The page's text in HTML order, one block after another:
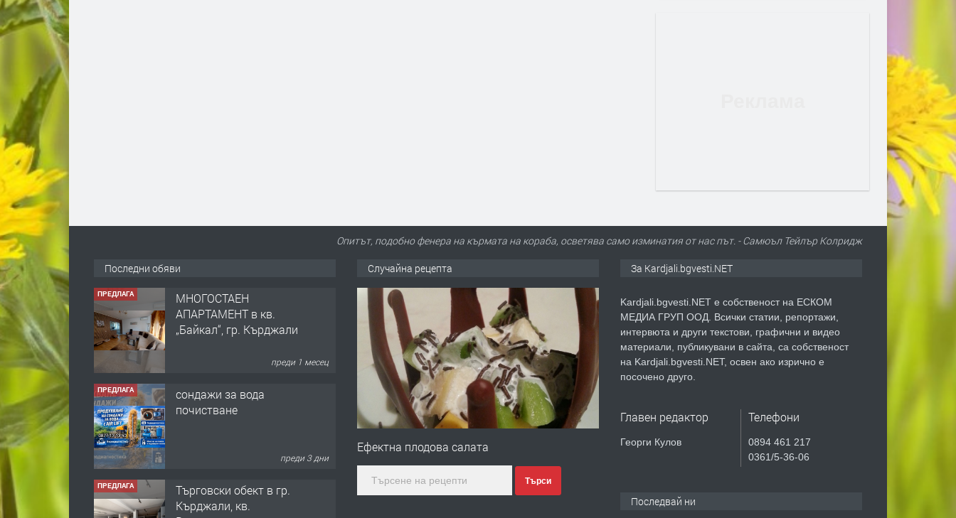
Опитът, подобно фенера на кърмата на кораба, осветява само изминатия от нас път. - Самюъл Тейлър Колридж
Последни обяви
ПРЕДЛАГА
АПАРТАМЕНТ в кв.
„Байкал“, гр. Кърджали
почистване
ПРЕДЛАГА
Кърджали, кв.
Възрожденци
Случайна рецепта
Ефектна плодова салата
Търси
За Kardjali.bgvesti.NET
Kardjali.bgvesti.NET е собственост на ЕСКОМ
МЕДИА ГРУП ООД. Всички статии, репортажи,
интервюта и други текстови, графични и видео
материали, публикувани в сайта, са собственост
на Kardjali.bgvesti.NET, освен ако изрично е
посочено друго.
Главен редактор
Георги Кулов
Телефони
0894 461 217
0361/5-36-06
Последвай ни